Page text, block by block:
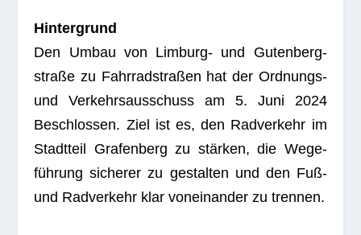
Hin­ter­grund
Den Umbau von Lim­burg- und Guten­berg­
straße zu Fahr­rad­stra­ßen hat der Ord­nungs-
und Ver­kehrs­aus­schuss am 5. Juni 2024
Beschlos­sen. Ziel ist es, den Rad­ver­kehr im
Stadt­teil Gra­fen­berg zu stär­ken, die Wege­
füh­rung siche­rer zu gestal­ten und den Fuß-
und Rad­ver­kehr klar von­ein­an­der zu trennen.